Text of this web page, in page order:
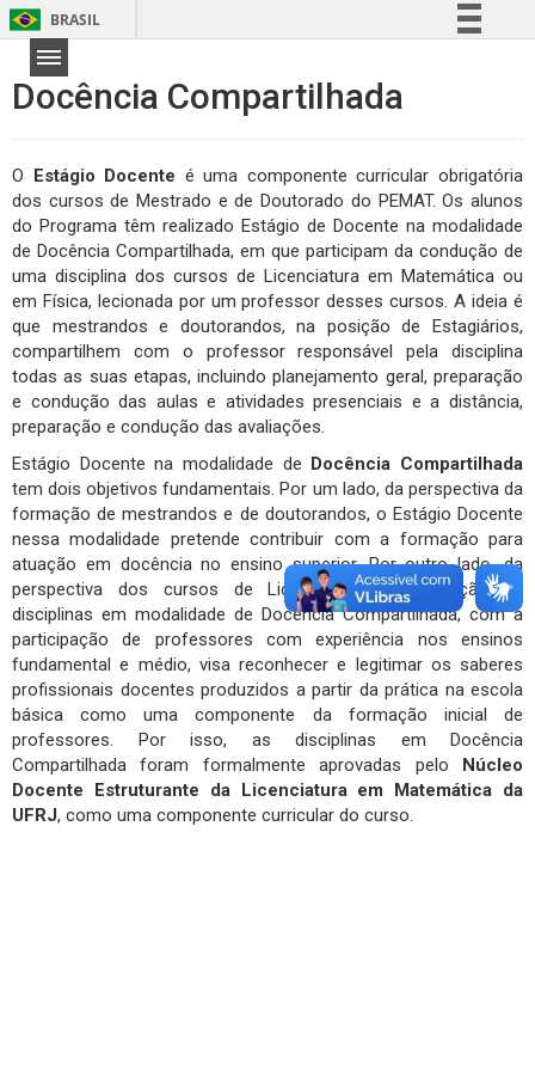
BRASIL
Comunica BR
Acesso à informação
Legislação
Canais
Docência Compartilhada
O Estágio Docente é uma componente curricular obrigatória
dos cursos de Mestrado e de Doutorado do PEMAT. Os alunos
do Programa têm realizado Estágio de Docente na modalidade
de Docência Compartilhada, em que participam da condução de
uma disciplina dos cursos de Licenciatura em Matemática ou
em Física, lecionada por um professor desses cursos. A ideia é
que mestrandos e doutorandos, na posição de Estagiários,
compartilhem com o professor responsável pela disciplina
todas as suas etapas, incluindo planejamento geral, preparação
e condução das aulas e atividades presenciais e a distância,
preparação e condução das avaliações.
Estágio Docente na modalidade de Docência Compartilhada
tem dois objetivos fundamentais. Por um lado, da perspectiva da
formação de mestrandos e de doutorandos, o Estágio Docente
nessa modalidade pretende contribuir com a formação para
atuação em docência no ensino superior. Por outro lado, da
perspectiva dos cursos de Licenciatura, a realização de
disciplinas em modalidade de Docência Compartilhada, com a
participação de professores com experiência nos ensinos
fundamental e médio, visa reconhecer e legitimar os saberes
profissionais docentes produzidos a partir da prática na escola
básica como uma componente da formação inicial de
professores. Por isso, as disciplinas em Docência
Compartilhada foram formalmente aprovadas pelo Núcleo
Docente Estruturante da Licenciatura em Matemática da
UFRJ, como uma componente curricular do curso.